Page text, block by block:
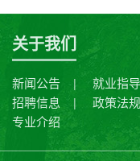
关于我们
新闻公告 | 就业指导
招聘信息 | 政策法规
专业介绍